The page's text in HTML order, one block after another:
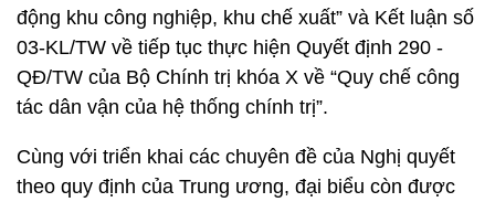
động khu công nghiệp, khu chế xuất” và Kết luận số
03-KL/TW về tiếp tục thực hiện Quyết định 290 -
QĐ/TW của Bộ Chính trị khóa X về “Quy chế công
tác dân vận của hệ thống chính trị”.
Cùng với triển khai các chuyên đề của Nghị quyết
theo quy định của Trung ương, đại biểu còn được